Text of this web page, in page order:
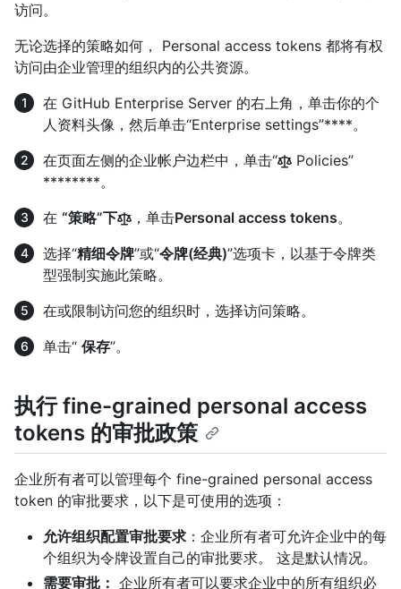
访问。
无论选择的策略如何， Personal access tokens 都将有权
访问由企业管理的组织内的公共资源。
在 GitHub Enterprise Server 的右上角，单击你的个
人资料头像，然后单击“Enterprise settings”****。
在页面左侧的企业帐户边栏中，单击“
Policies”
********。
在 “策略”下 ，单击Personal access tokens。
选择“精细令牌”或“令牌(经典)”选项卡，以基于令牌类
型强制实施此策略。
在或限制访问您的组织时，选择访问策略。
单击“ 保存”。
执行 fine-grained personal access
tokens 的审批政策
企业所有者可以管理每个 fine-grained personal access
token 的审批要求，以下是可使用的选项：
允许组织配置审批要求 ：企业所有者可允许企业中的每
个组织为令牌设置自己的审批要求。 这是默认情况。
需要审批： 企业所有者可以要求企业中的所有组织必